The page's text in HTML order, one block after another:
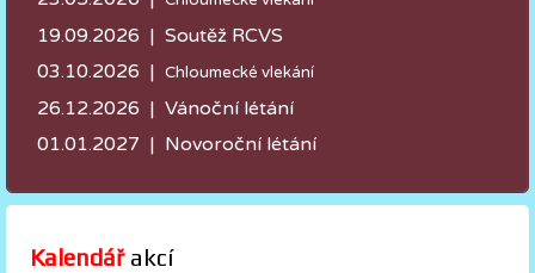
19.09.2026 | Soutěž RCVS
03.10.2026 | Chloumecké vlekání
26.12.2026 | Vánoční létání
01.01.2027 | Novoroční létání
Kalendář akcí